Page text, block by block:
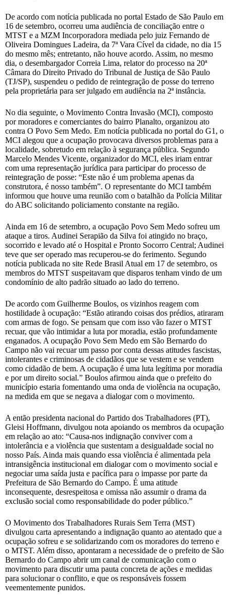
De acordo com notícia publicada no portal Estado de São Paulo em
16 de setembro, ocorreu uma audiência de conciliação entre o
MTST e a MZM Incorporadora mediada pelo juiz Fernando de
Oliveira Domingues Ladeira, da 7ª Vara Cível da cidade, no dia 15
do mesmo mês; entretanto, não houve acordo. Assim, no mesmo
dia, o desembargador Correia Lima, relator do processo na 20ª
Câmara do Direito Privado do Tribunal de Justiça de São Paulo
(TJ/SP), suspendeu o pedido de reintegração de posse do terreno
pela proprietária para ser julgado em audiência na 2ª instância.
No dia seguinte, o Movimento Contra Invasão (MCI), composto
por moradores e comerciantes do bairro Planalto, organizou ato
contra O Povo Sem Medo. Em notícia publicada no portal do G1, o
MCI alegou que a ocupação provocava diversos problemas para a
localidade, sobretudo em relação à segurança pública. Segundo
Marcelo Mendes Vicente, organizador do MCI, eles iriam entrar
com uma representação jurídica para participar do processo de
reintegração de posse: “Este não é um problema apenas da
construtora, é nosso também”. O representante do MCI também
informou que houve uma reunião com o batalhão da Polícia Militar
do ABC solicitando policiamento constante na região.
Ainda em 16 de setembro, a ocupação Povo Sem Medo sofreu um
ataque a tiros. Audinei Serapião da Silva foi atingido no braço,
socorrido e levado até o Hospital e Pronto Socorro Central; Audinei
teve que ser operado mas recuperou-se do ferimento. Segundo
notícia publicada no site Rede Brasil Atual em 17 de setembro, os
membros do MTST suspeitavam que disparos tenham vindo de um
condomínio de alto padrão situado ao lado do terreno.
De acordo com Guilherme Boulos, os vizinhos reagem com
hostilidade à ocupação: “Estão atirando coisas dos prédios, atiraram
com armas de fogo. Se pensam que com isso vão fazer o MTST
recuar, que vão intimidar a luta por moradia, estão profundamente
enganados. A ocupação Povo Sem Medo em São Bernardo do
Campo não vai recuar um passo por conta dessas atitudes fascistas,
intolerantes e criminosas de cidadãos que se vestem e se vendem
como cidadão de bem. A ocupação é uma luta legítima por moradia
e por um direito social.” Boulos afirmou ainda que o prefeito do
município estaria fomentando uma onda de violência na ocupação,
na medida em que se negava a dialogar com o movimento.
A então presidenta nacional do Partido dos Trabalhadores (PT),
Gleisi Hoffmann, divulgou nota apoiando os membros da ocupação
em relação ao ato: “Causa-nos indignação conviver com a
intolerância e a violência que sustentam a desigualdade social no
nosso País. Ainda mais quando essa violência é alimentada pela
intransigência institucional em dialogar com o movimento social e
negociar uma saída justa e pacífica para o impasse por parte da
Prefeitura de São Bernardo do Campo. É uma atitude
inconsequente, desrespeitosa e omissa não assumir o drama da
exclusão social como responsabilidade do poder público.”
O Movimento dos Trabalhadores Rurais Sem Terra (MST)
divulgou carta apresentando a indignação quanto ao atentado que a
ocupação sofreu e se solidarizando com os moradores do terreno e
o MTST. Além disso, apontaram a necessidade de o prefeito de São
Bernardo do Campo abrir um canal de comunicação com o
movimento para discutir uma pauta concreta de ações e medidas
para solucionar o conflito, e que os responsáveis fossem
veementemente punidos.